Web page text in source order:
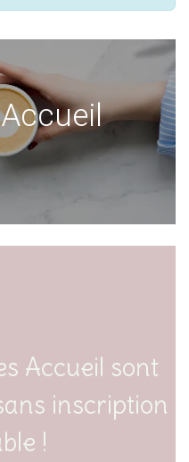
Accueil sont
inscription
!